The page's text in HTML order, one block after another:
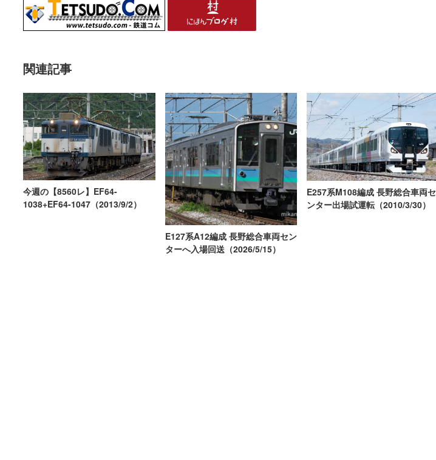
関連記事
今週の【8560レ】EF64-
1038+EF64-1047（2013/9/2）
E127系A12編成 長野総合車両セン
ターへ入場回送（2026/5/15）
E257系M108編成 長野総合車両セ
ンター出場試運転（2010/3/30）